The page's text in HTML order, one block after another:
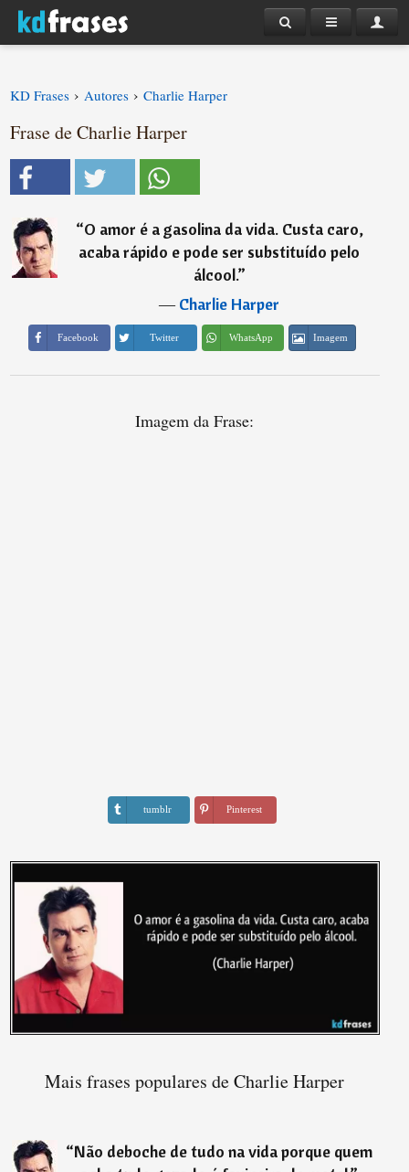
KD Frases › Autores › Charlie Harper
Frase de Charlie Harper
“O amor é a gasolina da vida. Custa caro,
acaba rápido e pode ser substituído pelo
álcool.”
―Charlie Harper
Facebook Twitter WhatsApp Imagem
Imagem da Frase:
tumblr Pinterest
Mais frases populares de Charlie Harper
“Não deboche de tudo na vida porque quem